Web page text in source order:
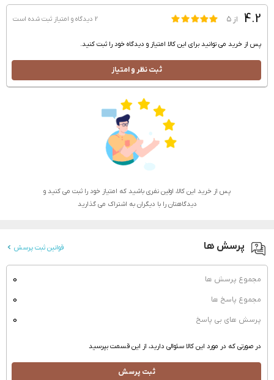
4.2 از ۵ 2 دیدگاه و امتیاز ثبت شده است
پس از خرید می توانید برای این کالا امتیاز و دیدگاه خود را ثبت کنید.
ثبت نظر و امتیاز
پس از خرید این کالا، اولین نفری باشید که امتیاز خود را ثبت می کنید و
دیدگاهتان را با دیگران به اشتراک می گذارید
پرسش ها قوانین ثبت پرسش
مجموع پرسش ها 0
مجموع پاسخ ها 0
پرسش های بی پاسخ 0
در صورتی که در مورد این کالا سئوالی دارید، از این قسمت بپرسید
ثبت پرسش